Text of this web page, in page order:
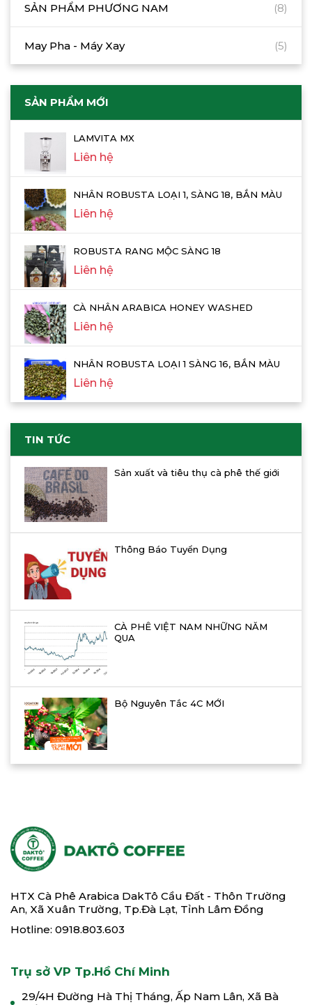
SẢN PHẨM PHƯƠNG NAM (8)
May Pha - Máy Xay (5)
SẢN PHẨM MỚI
LAMVITA MX
Liên hệ
NHÂN ROBUSTA LOẠI 1, SÀNG 18, BẮN MÀU
Liên hệ
ROBUSTA RANG MỘC SÀNG 18
Liên hệ
CÀ NHÂN ARABICA HONEY WASHED
Liên hệ
NHÂN ROBUSTA LOẠI 1 SÀNG 16, BẮN MÀU
Liên hệ
TIN TỨC
Sản xuất và tiêu thụ cà phê thế giới
Thông Báo Tuyển Dụng
CÀ PHÊ VIỆT NAM NHỮNG NĂM
QUA
Bộ Nguyên Tắc 4C MỚI
HTX Cà Phê Arabica DakTô Cầu Đất - Thôn Trường
An, Xã Xuân Trường, Tp.Đà Lạt, Tỉnh Lâm Đồng
Hotline: 0918.803.603
Trụ sở VP Tp.Hồ Chí Minh
29/4H Đường Hà Thị Tháng, Ấp Nam Lân, Xã Bà